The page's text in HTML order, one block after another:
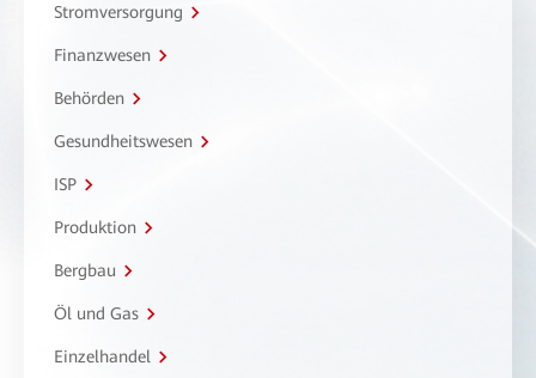
Stromversorgung
Finanzwesen
Behörden
Gesundheitswesen
ISP
Produktion
Bergbau
Öl und Gas
Einzelhandel